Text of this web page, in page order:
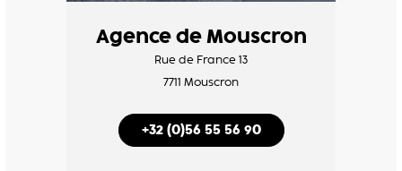
Agence de Mouscron
Rue de France 13
7711 Mouscron
+32 (0)56 55 56 90